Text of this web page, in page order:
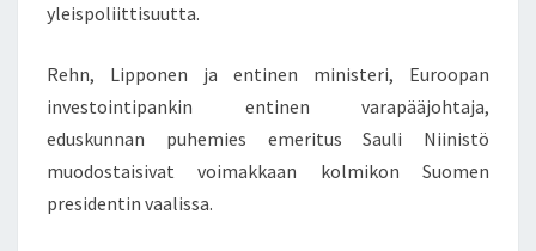
yleispoliittisuutta.
Rehn, Lipponen ja entinen ministeri, Euroopan
investointipankin entinen varapääjohtaja,
eduskunnan puhemies emeritus Sauli Niinistö
muodostaisivat voimakkaan kolmikon Suomen
presidentin vaalissa.